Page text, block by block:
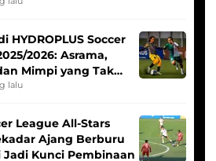
HYDROPLUS Soccer
2026: Asrama,
Mimpi yang Tak
lalu
League All-Stars
Ajang Berburu
Jadi Kunci Pembinaan